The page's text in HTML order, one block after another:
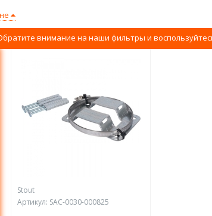
внимание на наши фильтры и
Stout
Артикул: SAC-0030-000825